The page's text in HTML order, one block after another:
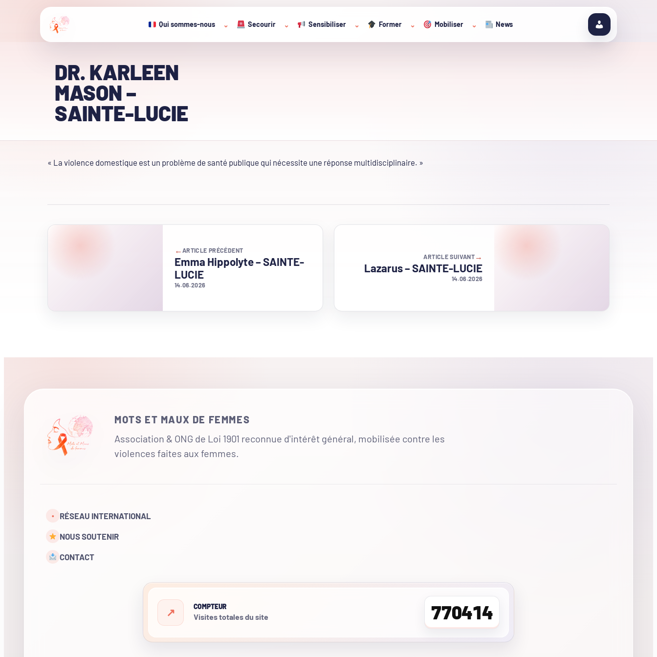
Qui sommes-nous ⌄ Secourir ⌄ Sensibiliser ⌄ Former ⌄ Mobiliser ⌄ News
DR. KARLEEN
MASON –
SAINTE-LUCIE
« La violence domestique est un problème de santé publique qui nécessite une réponse multidisciplinaire. »
← ARTICLE PRÉCÉDENT
Emma Hippolyte – SAINTE-
LUCIE
14.06.2026
→
ARTICLE SUIVANT
Lazarus – SAINTE-LUCIE
14.06.2026
MOTS ET MAUX DE FEMMES
Association & ONG de Loi 1901 reconnue d'intérêt général, mobilisée contre les
violences faites aux femmes.
• RÉSEAU INTERNATIONAL
NOUS SOUTENIR
CONTACT
COMPTEUR
Visites totales du site 770414